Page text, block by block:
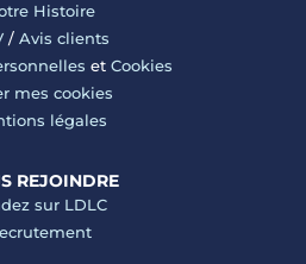
Histoire
/ Avis clients
et Cookies
mes cookies
légales
REJOINDRE
sur LDLC